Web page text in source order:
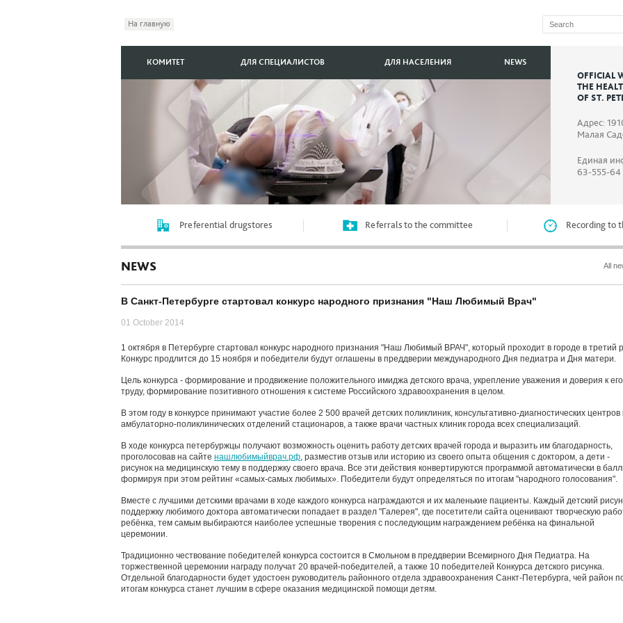
На главную
OFFICIAL
THE
OF ST.
Адрес:
Малая
Единая
63-555-64
КОМИТЕТ ДЛЯ СПЕЦИАЛИСТОВ ДЛЯ НАСЕЛЕНИЯ NEWS
Preferential drugstores Referrals to the committee Recording to
NEWS All
В Санкт-Петербурге стартовал конкурс народного признания "Наш Любимый Врач"
01 October 2014
1 октября в Петербурге стартовал конкурс народного признания "Наш Любимый ВРАЧ", который проходит в городе в третий
Конкурс продлится до 15 ноября и победители будут оглашены в преддверии международного Дня педиатра и Дня матери.
Цель конкурса - формирование и продвижение положительного имиджа детского врача, укрепление уважения и доверия к его
труду, формирование позитивного отношения к системе Российского здравоохранения в целом.
В этом году в конкурсе принимают участие более 2 500 врачей детских поликлиник, консультативно-диагностических центров
амбулаторно-поликлинических отделений стационаров, а также врачи частных клиник города всех специализаций.
В ходе конкурса петербуржцы получают возможность оценить работу детских врачей города и выразить им благодарность,
проголосовав на сайте нашлюбимыйврач.рф, разместив отзыв или историю из своего опыта общения с доктором, а дети -
рисунок на медицинскую тему в поддержку своего врача. Все эти действия конвертируются программой автоматически в
формируя при этом рейтинг «самых-самых любимых». Победители будут определяться по итогам "народного голосования".
Вместе с лучшими детскими врачами в ходе каждого конкурса награждаются и их маленькие пациенты. Каждый детский
поддержку любимого доктора автоматически попадает в раздел "Галерея", где посетители сайта оценивают творческую
ребёнка, тем самым выбираются наиболее успешные творения с последующим награждением ребёнка на финальной
церемонии.
Традиционно чествование победителей конкурса состоится в Смольном в преддверии Всемирного Дня Педиатра. На
торжественной церемонии награду получат 20 врачей-победителей, а также 10 победителей Конкурса детского рисунка.
Отдельной благодарности будет удостоен руководитель районного отдела здравоохранения Санкт-Петербурга, чей район
итогам конкурса станет лучшим в сфере оказания медицинской помощи детям.